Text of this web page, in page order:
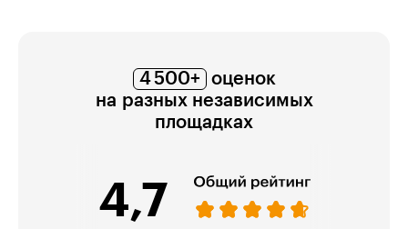
4 500+ оценок
на разных независимых
площадках
4,7